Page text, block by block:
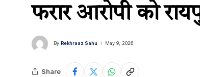
फरार आरोपी को
By Rekhraaz Sahu May 9, 2026
Share